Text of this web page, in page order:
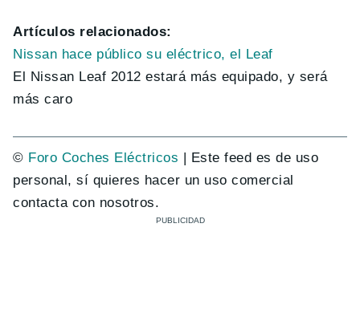
Artículos relacionados:
Nissan hace público su eléctrico, el Leaf
El Nissan Leaf 2012 estará más equipado, y será
más caro
© Foro Coches Eléctricos | Este feed es de uso
personal, sí quieres hacer un uso comercial
contacta con nosotros.